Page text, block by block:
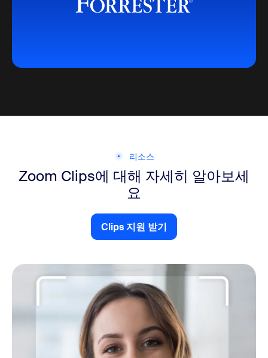
리소스
Zoom Clips에 대해 자세히 알아보세
요
Clips 지원 받기
Clips 지원 받기